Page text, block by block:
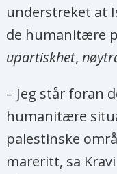
understreket at
de humanitære
upartiskhet,
– Jeg står foran
humanitære
palestinske
mareritt, sa